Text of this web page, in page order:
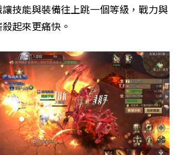
技能與裝備往上跳一個等級，戰力與
起來更痛快。